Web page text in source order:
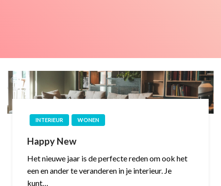
INTERIEUR WONEN
Happy New
Het nieuwe jaar is de perfecte reden om ook het
een en ander te veranderen in je interieur. Je
kunt…